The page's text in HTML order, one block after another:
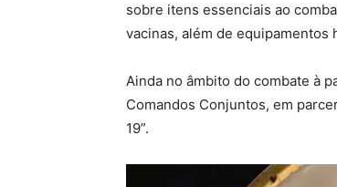
sobre itens essenciais ao
vacinas, além de
Ainda no âmbito do combate à
Comandos Conjuntos, em
19”.